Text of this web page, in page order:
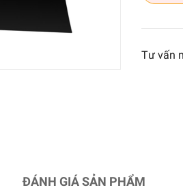
Tư vấn
ĐÁNH GIÁ SẢN PHẨM